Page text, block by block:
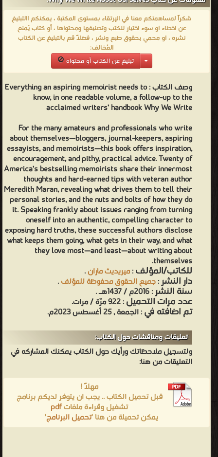
oneself into an authentic, compelling character to exposing hard
truths, these successful authors disclose what keeps them going,
what gets in their way, and what they love most—and least—
about writing about themselves.
ميريديث ماران - {هي شخصية ثقافية ومؤلفة أمريكية معروفة بأعمالها
أبرزها ❞ Notes from an Incomplete Revolution Real Life Since
Feminism ❝ ❞ My Lie A True Story of False Memory ❝ ❞ Class
Dismissed A Year in the Life of an American High School A
Glimpse into the Heart of a Nation ❝ ❞ A Theory of Small
Earthquakes ❝ ❞ Why We Write About Ourselves ❝ ❞ The New
Old Me My Late Life Reinvention ❝ ❞ Why We Write 20
Acclaimed Authors on How and Why They Do What They Do ❝ ❞
لماذا نكتب ❝ ❞ What It's Like to Live Now ❝ الناشرين : ❞ جميع
الحقوق محفوظة للمؤلف ❝ ❞ الدار العربية للعلوم ناشرون ❝ ❱
من يوميات وخواطر خواطر أدبية - مكتبة الكتب والموسوعات العامة.
شكراً لمساهمتكم معنا في الإرتقاء بمستوى المكتبة ، يمكنكم االتبليغ
عن اخطاء او سوء اختيار للكتب وتصنيفها ومحتواها ، أو كتاب يُمنع
نشره ، او محمي بحقوق طبع ونشر ، فضلاً قم بالتبليغ عن الكتاب
المُخالف:
تبليغ عن الكتاب أو محتواه
وصف الكتاب :Everything an aspiring memoirist needs to
know, in one readable volume, a follow-up to the
acclaimed writers’ handbook Why We Write
For the many amateurs and professionals who write
about themselves—bloggers, journal-keepers, aspiring
essayists, and memoirists—this book offers inspiration,
encouragement, and pithy, practical advice. Twenty of
America’s bestselling memoirists share their innermost
thoughts and hard-earned tips with veteran author
Meredith Maran, revealing what drives them to tell their
personal stories, and the nuts and bolts of how they do
it. Speaking frankly about issues ranging from turning
oneself into an authentic, compelling character to
exposing hard truths, these successful authors disclose
what keeps them going, what gets in their way, and what
they love most—and least—about writing about
themselves.
للكاتب/المؤلف:ميريديث ماران.
دار النشر:جميع الحقوق محفوظة للمؤلف.
سنة النشر: 2016م / 1437هـ .
عدد مرات التحميل: 922 مرّة / مرات.
تم اضافته في: الجمعة , 25 أغسطس 2023م.
تعليقات ومناقشات حول الكتاب:
ولتسجيل ملاحظاتك ورأيك حول الكتاب يمكنك المشاركه في
التعليقات من هنا:
مهلاً !
قبل تحميل الكتاب .. يجب ان يتوفر لديكم برنامج
تشغيل وقراءة ملفاتpdf
يمكن تحميلة من هنا 'تحميل البرنامج'